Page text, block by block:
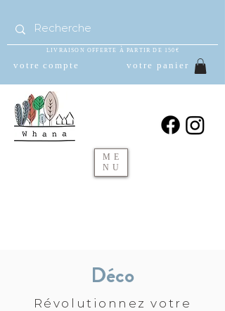
LIVRAISON OFFERTE À PARTIR DE 150€
votre compte votre panier
ME
NU
Déco
Révolutionnez votre